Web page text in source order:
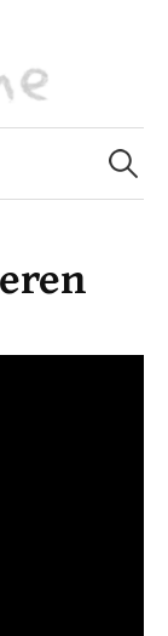
Zoeken
naar: